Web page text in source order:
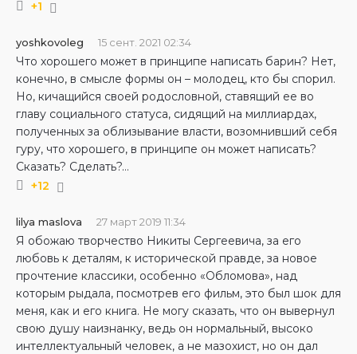
+1
yoshkovoleg 15 сент. 2021 02:34
Что хорошего может в принципе написать барин? Нет,
конечно, в смысле формы он – молодец, кто бы спорил.
Но, кичащийся своей родословной, ставящий ее во
главу социального статуса, сидящий на миллиардах,
полученных за облизывание власти, возомнивший себя
гуру, что хорошего, в принципе он может написать?
Сказать? Сделать?…
+12
lilya maslova 27 март 2019 11:34
Я обожаю творчество Никиты Сергеевича, за его
любовь к деталям, к исторической правде, за новое
прочтение классики, особенно «Обломова», над
которым рыдала, посмотрев его фильм, это был шок для
меня, как и его книга. Не могу сказать, что он вывернул
свою душу наизнанку, ведь он нормальный, высоко
интеллектуальный человек, а не мазохист, но он дал